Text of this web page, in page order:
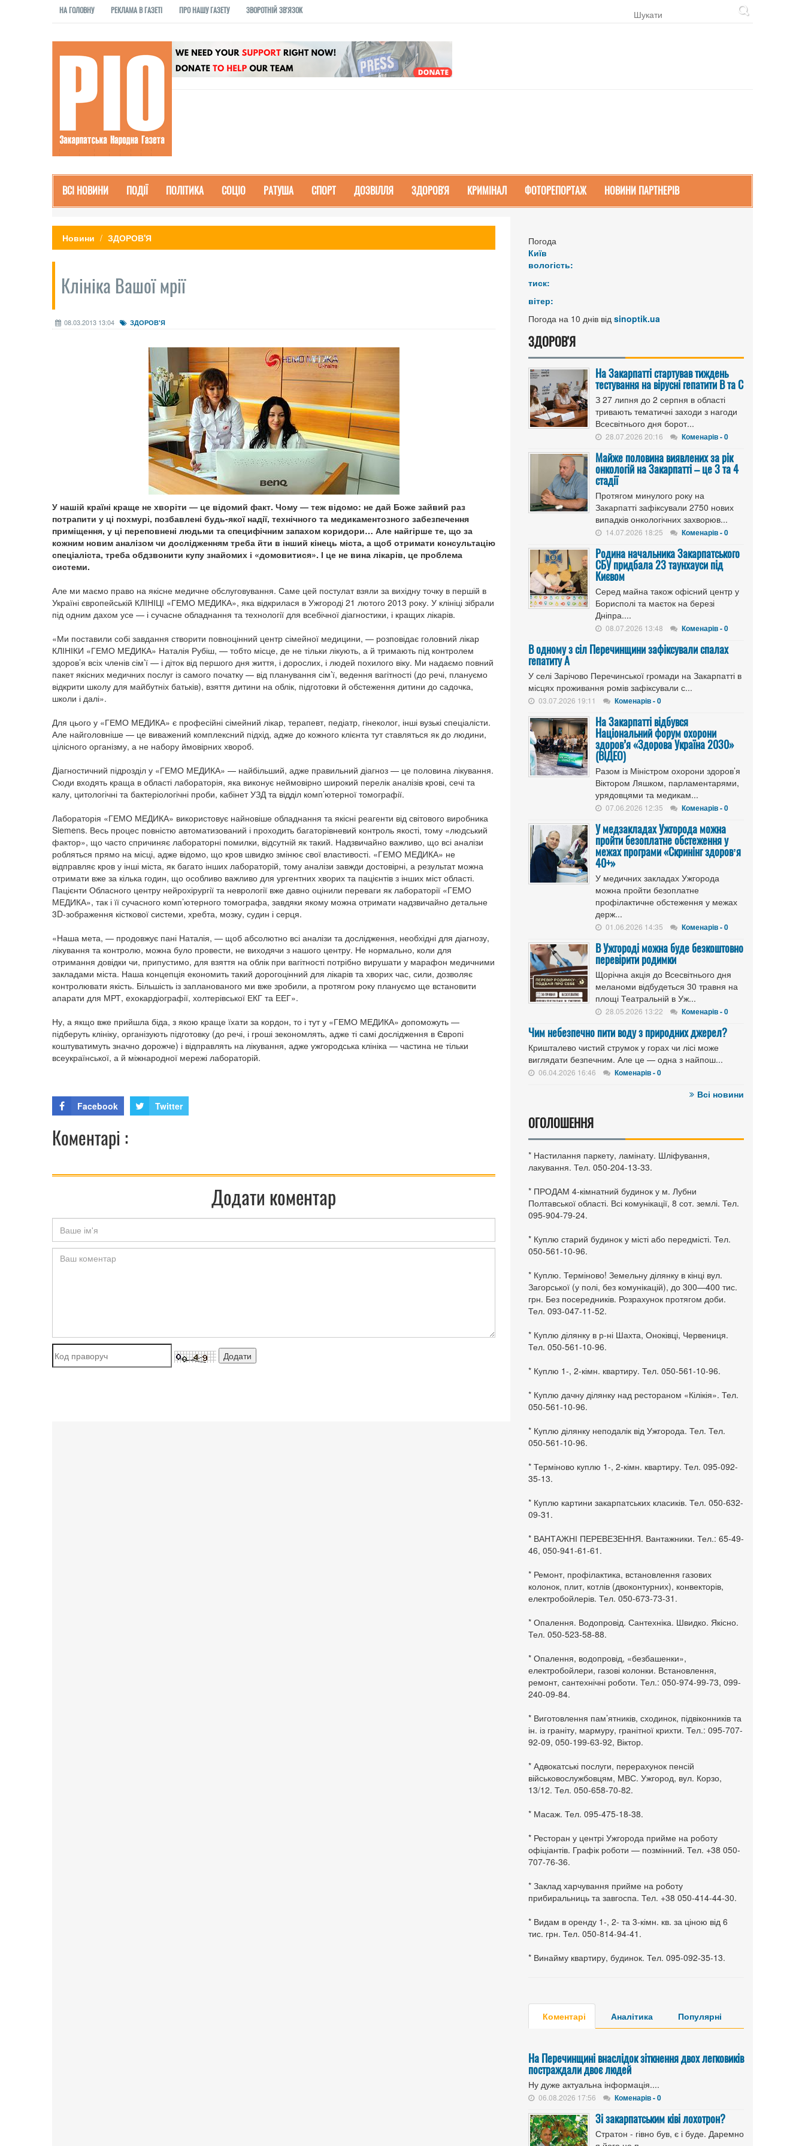
НА ГОЛОВНУ РЕКЛАМА В ГАЗЕТІ ПРО НАШУ ГАЗЕТУ ЗВОРОТНІЙ ЗВ'ЯЗОК
ВСІ НОВИНИ ПОДІЇ ПОЛІТИКА СОЦІО РАТУША СПОРТ ДОЗВІЛЛЯ ЗДОРОВ'Я КРИМІНАЛ ФОТОРЕПОРТАЖ НОВИНИ ПАРТНЕРІВ
Новини ЗДОРОВ'Я
Клініка Вашої мрії
08.03.2013 13:04 ЗДОРОВ'Я
У нашій країні краще не хворіти — це відомий факт. Чому — теж відомо: не дай Боже зайвий раз
потрапити у ці похмурі, позбавлені будь-якої надії, технічного та медикаментозного забезпечення
приміщення, у ці переповнені людьми та специфічним запахом коридори… Але найгірше те, що за
кожним новим аналізом чи дослідженням треба йти в інший кінець міста, а щоб отримати консультацію
спе­ціаліста, треба обдзвонити купу знайомих і «домовитися». І це не вина лікарів, це проблема
системи.
Але ми маємо право на якісне медичне обслуговування. Саме цей постулат взяли за вихідну точку в першій в
Україні європейській КЛІНІЦІ «ГЕМО МЕДИКА», яка відкрилася в Ужгороді 21 лютого 2013 року. У клініці зібрали
під одним дахом усе — і сучасне обладнання та технології для всебічної діагностики, і кращих лікарів.
«Ми поставили собі завдання створити повноцінний центр сімейної медицини, — розповідає головний лікар
КЛІНІКИ «ГЕМО МЕДИКА» Наталія Рубіш, — тобто місце, де не тільки лікують, а й тримають під контролем
здоров’я всіх членів сім’ї — і діток від першого дня життя, і дорослих, і людей похилого віку. Ми надаємо повний
пакет якісних медичних послуг із самого початку — від планування сім’ї, ведення вагітності (до речі, плануємо
відкрити школу для майбутніх батьків), взяття дитини на облік, підготовки й обстеження дитини до садочка,
школи і далі».
Для цього у «ГЕМО МЕДИКА» є професійні сімейний лікар, терапевт, педіатр, гінеколог, інші вузькі спеціа­лісти.
Але найголовніше — це виважений комплексний підхід, адже до кожного клієнта тут ставляться як до людини,
цілісного організму, а не набору ймовірних хвороб.
Діагностичний підрозділ у «ГЕМО МЕДИКА» — найбільший, адже правильний діагноз — це половина лікування.
Сюди входять краща в області лабораторія, яка виконує неймовірно широкий перелік аналізів крові, сечі та
калу, цитологічні та бактеріологічні проби, кабінет УЗД та відділ комп’ютерної томографії.
Лабораторія «ГЕМО МЕДИКА» використовує найновіше обладнання та якісні реагенти від світового виробника
Siemens. Весь процес повністю автоматизований і проходить багаторівневий контроль якості, тому «людський
фактор», що часто спричиняє лабораторні помилки, відсутній як такий. Надзвичайно важливо, що всі аналізи
робляться прямо на місці, адже відомо, що кров швидко змінює свої властивості. «ГЕМО МЕДИКА» не
відправляє кров у інші міста, як багато інших лабораторій, тому аналізи завжди достовірні, а результат можна
отримати вже за кілька годин, що особливо важливо для ургентних хворих та пацієнтів з інших міст області.
Пацієнти Обласного центру нейрохірургії та неврології вже давно оцінили переваги як лабораторії «ГЕМО
МЕДИКА», так і її сучасного комп’ютерного томографа, завдяки якому можна отримати надзвичайно детальне
3D-зображення кісткової системи, хребта, мозку, судин і серця.
«Наша мета, — продовжує пані Наталія, — щоб абсолютно всі аналізи та дослідження, необхідні для діагнозу,
лікування та контролю, можна було провести, не виходячи з нашого центру. Не нормально, коли для
отримання довідки чи, припустимо, для взяття на облік при вагітності потрібно вирушати у марафон медичними
закладами міста. Наша концепція економить такий дорогоцінний для лікарів та хворих час, сили, дозволяє
контролювати якість. Більшість із за­планованого ми вже зробили, а протягом року плануємо ще встановити
апарати для МРТ, ехокар­діографії, холтерівської ЕКГ та ЕЕГ».
Ну, а якщо вже прийшла біда, з якою краще їхати за кордон, то і тут у «ГЕМО МЕДИКА» допоможуть —
підберуть клініку, організують підготовку (до речі, і гроші зекономлять, адже ті самі дослідження в Європі
коштуватимуть значно дорожче) і відправлять на лікування, адже ужгородська клініка — частина не тільки
всеукраїнської, а й міжнародної мережі лабораторій.
Facebook Twitter
Коментарі :
Додати коментар
Погода
Київ
вологість:
тиск:
вітер:
Погода на 10 днів від sinoptik.ua
ЗДОРОВ'Я
На Закарпатті стартував тиждень
тестування на вірусні гепатити B та C
З 27 липня до 2 серпня в області
тривають тематичні заходи з нагоди
Всесвітнього дня борот...
28.07.2026 20:16 Коменарів - 0
Майже половина виявлених за рік
онкологій на Закарпатті – це 3 та 4
стадії
Протягом минулого року на
Закарпатті зафіксували 2750 нових
випадків онкологічних захворюв...
14.07.2026 18:25 Коменарів - 0
Родина начальника Закарпатського
СБУ придбала 23 таунхауси під
Києвом
Серед майна також офісний центр у
Борисполі та маєток на березі
Дніпра....
08.07.2026 13:48 Коменарів - 0
В одному з сіл Перечинщини зафіксували спалах
гепатиту А
У селі Зарічово Перечинської громади на Закарпатті в
місцях проживання ромів зафіксували с...
03.07.2026 19:11 Коменарів - 0
На Закарпатті відбувся
Національний форум охорони
здоров’я «Здорова Україна 2030»
(ВІДЕО)
Разом із Міністром охорони здоров’я
Віктором Ляшком, парламентарями,
урядовцями та медикам...
07.06.2026 12:35 Коменарів - 0
У медзакладах Ужгорода можна
пройти безоплатне обстеження у
межах програми «Скринінг здоровʼя
40+»
У медичних закладах Ужгорода
можна пройти безоплатне
профілактичне обстеження у межах
держ...
01.06.2026 14:35 Коменарів - 0
В Ужгороді можна буде безкоштовно
перевірити родимки
Щорічна акція до Всесвітнього дня
меланоми відбудеться 30 травня на
площі Театральній в Уж...
28.05.2026 13:22 Коменарів - 0
Чим небезпечно пити воду з природних джерел?
Кришталево чистий струмок у горах чи лісі може
виглядати безпечним. Але це — одна з найпош...
06.04.2026 16:46 Коменарів - 0
Всі новини
ОГОЛОШЕННЯ
* Настилання паркету, ламінату. Шліфування,
лакування. Тел. 050-204-13-33.
* ПРОДАМ 4-кімнатний будинок у м. Лубни
Полтавської області. Всі комунікації, 8 сот. землі. Тел.
095-904-79-24.
* Куплю старий будинок у місті або передмісті. Тел.
050-561-10-96.
* Куплю. Терміново! Земельну ділянку в кінці вул.
Загорської (у полі, без комунікацій), до 300—400 тис.
грн. Без посередників. Розрахунок протягом доби.
Тел. 093-047-11-52.
* Куплю ділянку в р-ні Шахта, Оноківці, Червениця.
Тел. 050-561-10-96.
* Куплю 1-, 2-кімн. квартиру. Тел. 050-561-10-96.
* Куплю дачну ділянку над рестораном «Кілікія». Тел.
050-561-10-96.
* Куплю ділянку неподалік від Ужгорода. Тел. Тел.
050-561-10-96.
* Терміново куплю 1-, 2-кімн. квартиру. Тел. 095-092-
35-13.
* Куплю картини закарпатських класиків. Тел. 050-632-
09-31.
* ВАНТАЖНІ ПЕРЕВЕЗЕННЯ. Вантажники. Тел.: 65-49-
46, 050-941-61-61.
* Ремонт, профілактика, встановлення газових
колонок, плит, котлів (двоконтурних), конвекторів,
електробойлерів. Тел. 050-673-73-31.
* Опалення. Водопровід. Сантехніка. Швидко. Якісно.
Тел. 050-523-58-88.
* Опалення, водопровід, «безбашенки»,
електробойлери, газові колонки. Встановлення,
ремонт, сантехнічні роботи. Тел.: 050-974-99-73, 099-
240-09-84.
* Виготовлення пам’ятників, сходинок, підвіконників та
ін. із граніту, мармуру, гранітної крихти. Тел.: 095-707-
92-09, 050-199-63-92, Віктор.
* Адвокатські послуги, перерахунок пенсій
військовослужбовцям, МВС. Ужгород, вул. Корзо,
13/12. Тел. 050-658-70-82.
* Масаж. Тел. 095-475-18-38.
* Ресторан у центрі Ужгорода прийме на роботу
офіціантів. Графік роботи — позмінний. Тел. +38 050-
707-76-36.
* Заклад харчування прийме на роботу
прибиральниць та завгоспа. Тел. +38 050-414-44-30.
* Видам в оренду 1-, 2- та 3-кімн. кв. за ціною від 6
тис. грн. Тел. 050-814-94-41.
* Винайму квартиру, будинок. Тел. 095-092-35-13.
Коментарі Аналітика Популярні
На Перечинщині внаслідок зіткнення двох легковиків
постраждали двоє людей
Ну дуже актуальна інформація....
06.08.2026 17:56 Коменарів - 0
Зі закарпатським ківі лохотрон?
Стратон - гівно був, є і буде. Даремно